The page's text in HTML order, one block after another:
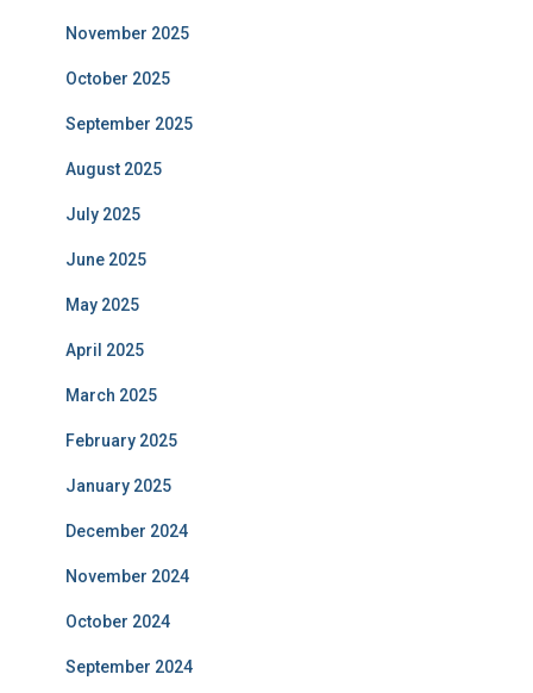
November 2025
October 2025
September 2025
August 2025
July 2025
June 2025
May 2025
April 2025
March 2025
February 2025
January 2025
December 2024
November 2024
October 2024
September 2024